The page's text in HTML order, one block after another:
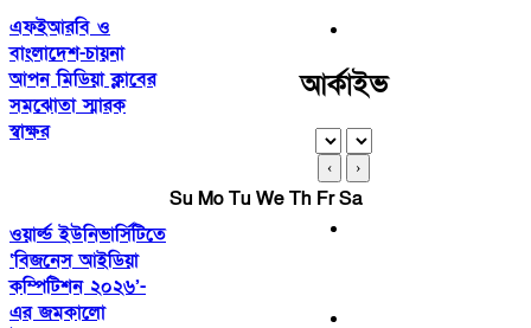
এফইআরবি ও
বাংলাদেশ-চায়না
আপন মিডিয়া ক্লাবের
সমঝোতা স্মারক
স্বাক্ষর
ওয়ার্ল্ড ইউনিভার্সিটিতে
‘বিজনেস আইডিয়া
কম্পিটিশন ২০২৬’-
এর জমকালো
আর্কাইভ
‹ ›
Su MoTu WeTh FrSa